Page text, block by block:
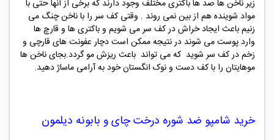
زیر ناخن ها صد ها باکتری مختلف وجود دارند که برخی از آنها حتی با
مواد شوینده هم از بین نمی روند . وقتی کف سر را با ناخن چنگ می
زنیم باعث ایجاد خراش در کف سر می شویم و باکتری ها و قارچ ها
وارد پوست می شوند در نتیجه ممکن است دچار عفونت های قارچی و
زخم در کف سر شوید که می تواند باعث ریزش مو گردد.بجای ناخن ها
موهایتان را با کف دست و نوک انگستان خود به آرامی ماساژ دهید.
خرید شامپو ضد شوره درخت چای و بابونه دیلمون